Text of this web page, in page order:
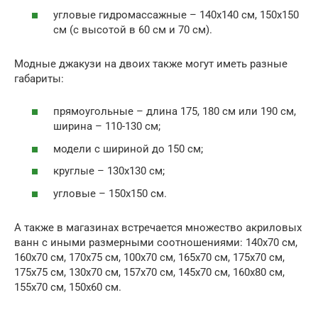
угловые гидромассажные – 140х140 см, 150х150
см (с высотой в 60 см и 70 см).
Модные джакузи на двоих также могут иметь разные
габариты:
прямоугольные – длина 175, 180 см или 190 см,
ширина – 110-130 см;
модели с шириной до 150 см;
круглые – 130х130 см;
угловые – 150х150 см.
А также в магазинах встречается множество акриловых
ванн с иными размерными соотношениями: 140х70 см,
160х70 см, 170х75 см, 100х70 см, 165х70 см, 175х70 см,
175х75 см, 130х70 см, 157х70 см, 145х70 см, 160х80 см,
155х70 см, 150х60 см.